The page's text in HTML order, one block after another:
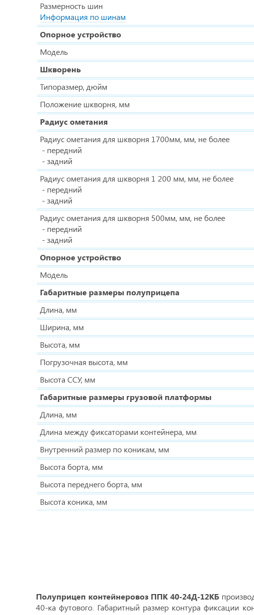
Размерность шин
Информация по шинам
Опорное устройство
Модель
Шкворень
Типоразмер, дюйм
Положение шкворня, мм
Радиус ометания
Радиус ометания для шкворня 1700мм, мм, не более
- передний
- задний
Радиус ометания для шкворня 1 200 мм, мм, не более
- передний
- задний
Радиус ометания для шкворня 500мм, мм, не более
- передний
- задний
Опорное устройство
Модель
Габаритные размеры полуприцепа
Длина, мм
Ширина, мм
Высота, мм
Погрузочная высота, мм
Высота ССУ, мм
Габаритные размеры грузовой платформы
Длина, мм
Длина между фиксаторами контейнера, мм
Внутренний размер по коникам, мм
Высота борта, мм
Высота переднего борта, мм
Высота коника, мм
Полуприцеп контейнеровоз ППК 40-24Д-12КБ
40-ка футового. Габаритный размер контура фиксации